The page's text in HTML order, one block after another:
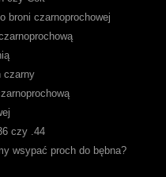
broni czarnoprochowej
czarny
czy .44
wsypać proch do bębna?